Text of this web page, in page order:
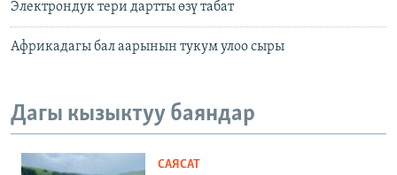
Электрондук тери дартты өзү табат
Африкадагы бал аарынын тукум улоо сыры
Дагы кызыктуу баяндар
САЯСАТ